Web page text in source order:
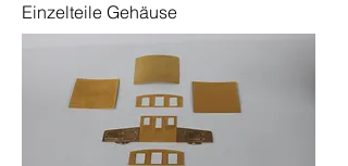
Einzelteile Gehäuse